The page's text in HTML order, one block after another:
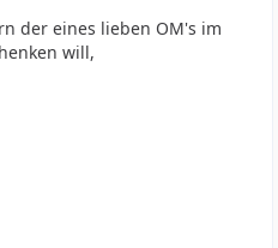
der eines lieben OM's im
will,